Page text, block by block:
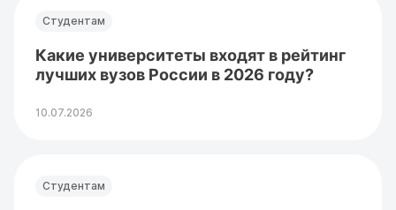
Студентам
Какие университеты входят в рейтинг
лучших вузов России в 2026 году?
10.07.2026
Студентам